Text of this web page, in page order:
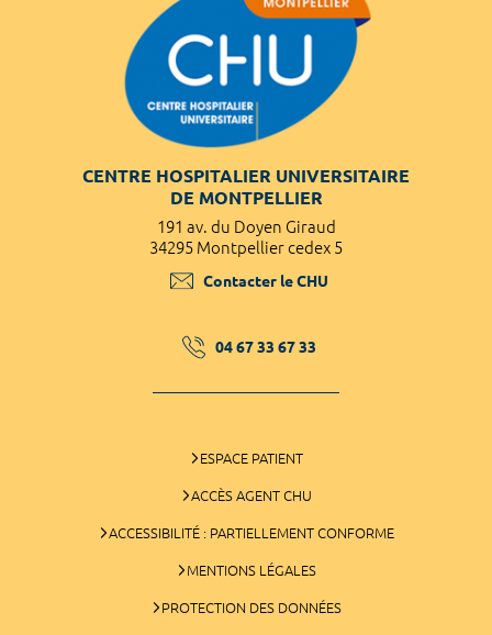
CENTRE HOSPITALIER UNIVERSITAIRE
DE MONTPELLIER
191 av. du Doyen Giraud
34295 Montpellier cedex 5
Contacter le CHU
04 67 33 67 33
ESPACE PATIENT
ACCÈS AGENT CHU
ACCESSIBILITÉ : PARTIELLEMENT CONFORME
MENTIONS LÉGALES
PROTECTION DES DONNÉES